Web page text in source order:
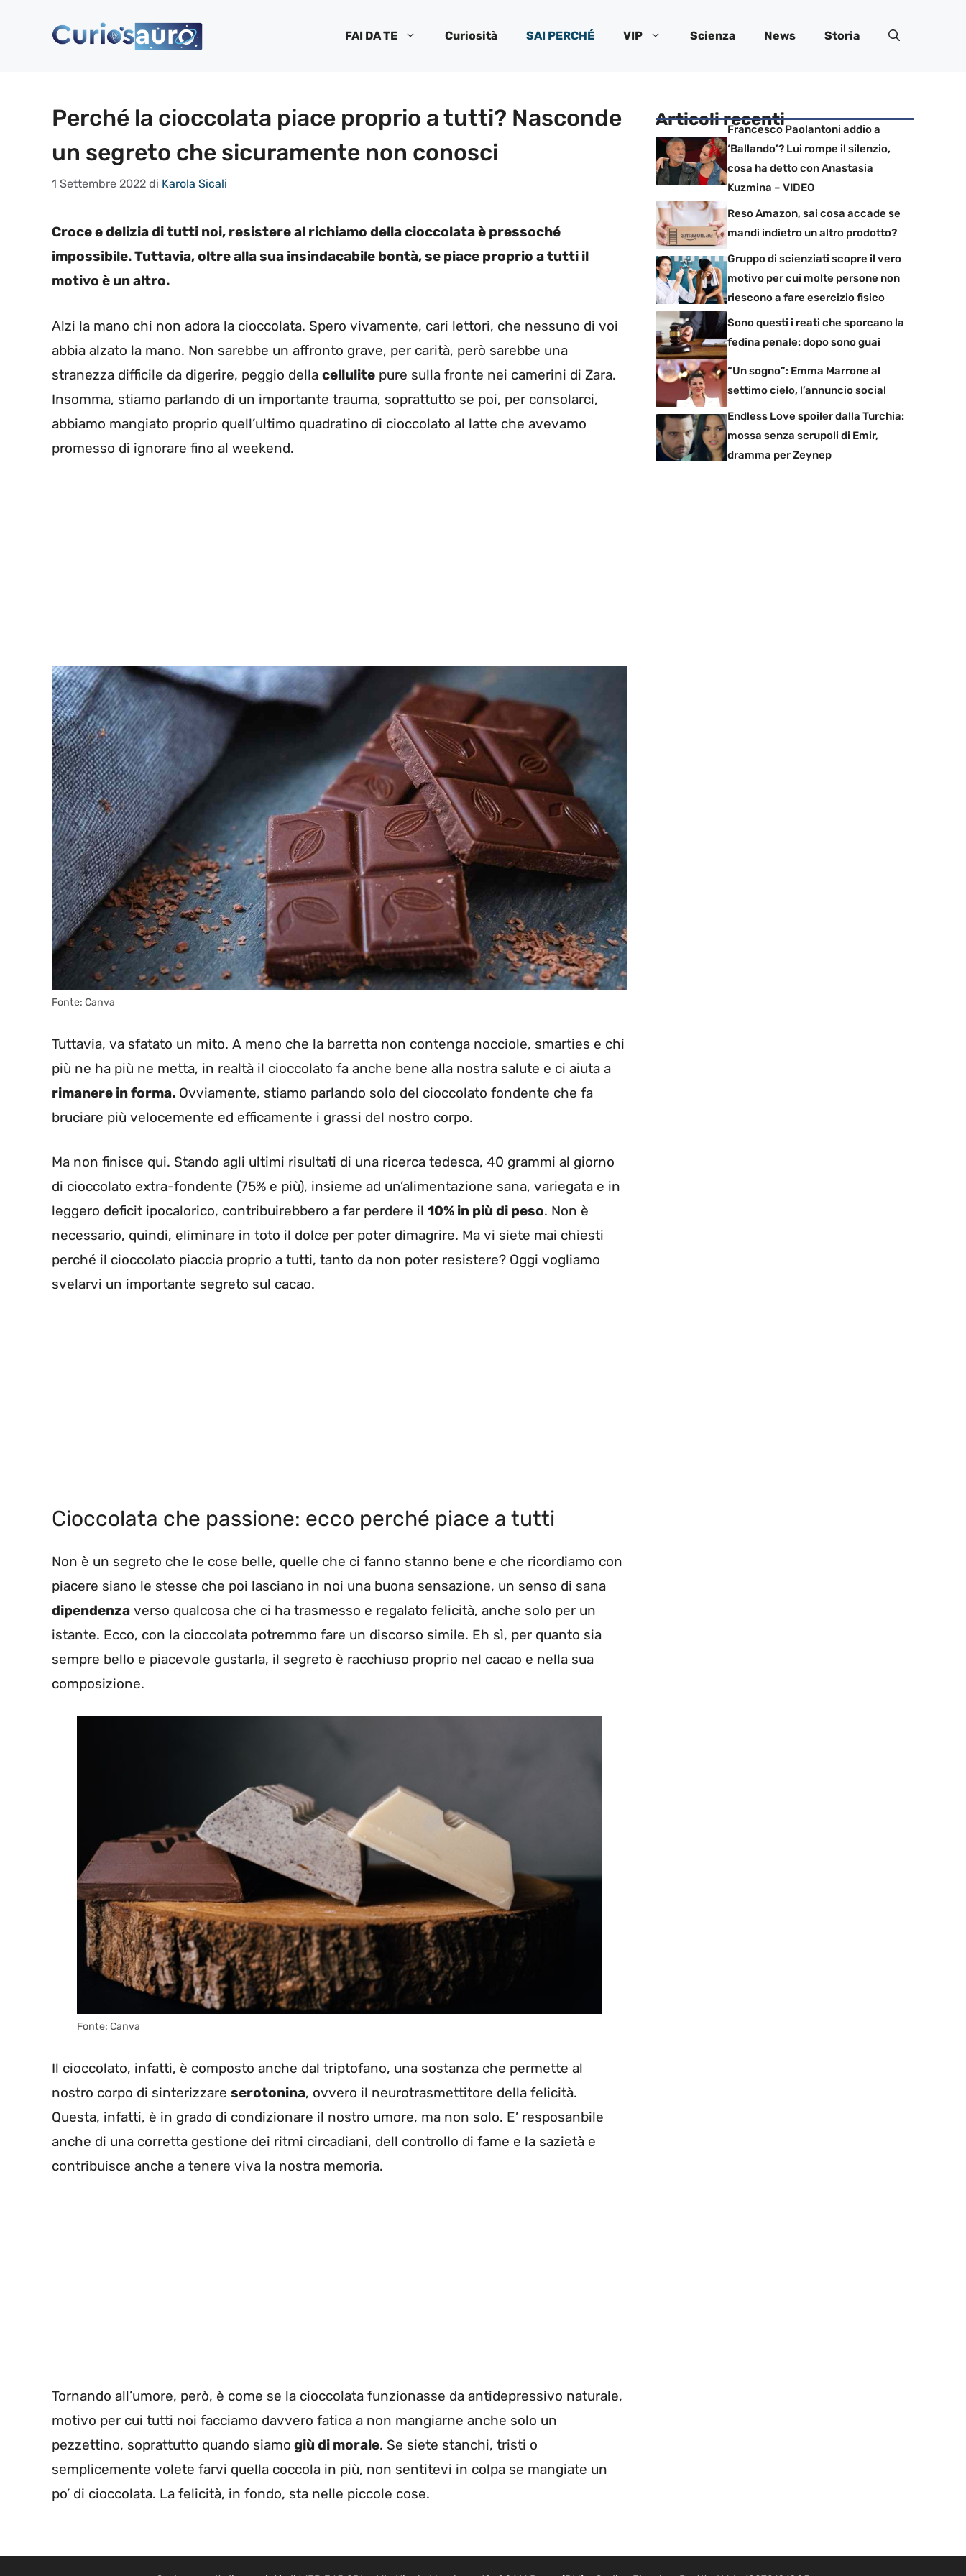
FAI DA TE Curiosità SAI PERCHÉ VIP Scienza News Storia
Perché la cioccolata piace proprio a tutti? Nasconde
un segreto che sicuramente non conosci
1 Settembre 2022 di Karola Sicali
Croce e delizia di tutti noi, resistere al richiamo della cioccolata è pressoché
impossibile. Tuttavia, oltre alla sua insindacabile bontà, se piace proprio a tutti il
motivo è un altro.
Alzi la mano chi non adora la cioccolata. Spero vivamente, cari lettori, che nessuno di voi
abbia alzato la mano. Non sarebbe un affronto grave, per carità, però sarebbe una
stranezza difficile da digerire, peggio della cellulite pure sulla fronte nei camerini di Zara.
Insomma, stiamo parlando di un importante trauma, soprattutto se poi, per consolarci,
abbiamo mangiato proprio quell’ultimo quadratino di cioccolato al latte che avevamo
promesso di ignorare fino al weekend.
Fonte: Canva
Tuttavia, va sfatato un mito. A meno che la barretta non contenga nocciole, smarties e chi
più ne ha più ne metta, in realtà il cioccolato fa anche bene alla nostra salute e ci aiuta a
rimanere in forma. Ovviamente, stiamo parlando solo del cioccolato fondente che fa
bruciare più velocemente ed efficamente i grassi del nostro corpo.
Ma non finisce qui. Stando agli ultimi risultati di una ricerca tedesca, 40 grammi al giorno
di cioccolato extra-fondente (75% e più), insieme ad un’alimentazione sana, variegata e in
leggero deficit ipocalorico, contribuirebbero a far perdere il 10% in più di peso. Non è
necessario, quindi, eliminare in toto il dolce per poter dimagrire. Ma vi siete mai chiesti
perché il cioccolato piaccia proprio a tutti, tanto da non poter resistere? Oggi vogliamo
svelarvi un importante segreto sul cacao.
Cioccolata che passione: ecco perché piace a tutti
Non è un segreto che le cose belle, quelle che ci fanno stanno bene e che ricordiamo con
piacere siano le stesse che poi lasciano in noi una buona sensazione, un senso di sana
dipendenza verso qualcosa che ci ha trasmesso e regalato felicità, anche solo per un
istante. Ecco, con la cioccolata potremmo fare un discorso simile. Eh sì, per quanto sia
sempre bello e piacevole gustarla, il segreto è racchiuso proprio nel cacao e nella sua
composizione.
Fonte: Canva
Il cioccolato, infatti, è composto anche dal triptofano, una sostanza che permette al
nostro corpo di sinterizzare serotonina, ovvero il neurotrasmettitore della felicità.
Questa, infatti, è in grado di condizionare il nostro umore, ma non solo. E’ resposanbile
anche di una corretta gestione dei ritmi circadiani, dell controllo di fame e la sazietà e
contribuisce anche a tenere viva la nostra memoria.
Tornando all’umore, però, è come se la cioccolata funzionasse da antidepressivo naturale,
motivo per cui tutti noi facciamo davvero fatica a non mangiarne anche solo un
pezzettino, soprattutto quando siamo giù di morale. Se siete stanchi, tristi o
semplicemente volete farvi quella coccola in più, non sentitevi in colpa se mangiate un
po’ di cioccolata. La felicità, in fondo, sta nelle piccole cose.
Articoli recentiFrancesco Paolantoni addio a
‘Ballando’? Lui rompe il silenzio,
cosa ha detto con Anastasia
Kuzmina – VIDEO
Reso Amazon, sai cosa accade se
mandi indietro un altro prodotto?
Gruppo di scienziati scopre il vero
motivo per cui molte persone non
riescono a fare esercizio fisico
Sono questi i reati che sporcano la
fedina penale: dopo sono guai
“Un sogno”: Emma Marrone al
settimo cielo, l’annuncio social
Endless Love spoiler dalla Turchia:
mossa senza scrupoli di Emir,
dramma per Zeynep